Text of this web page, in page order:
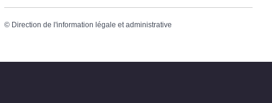
© Direction de l'information légale et administrative